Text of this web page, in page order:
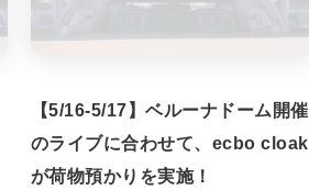
【5/16-5/17】ベルーナドーム開催
のライブに合わせて、ecbo cloak
が荷物預かりを実施！